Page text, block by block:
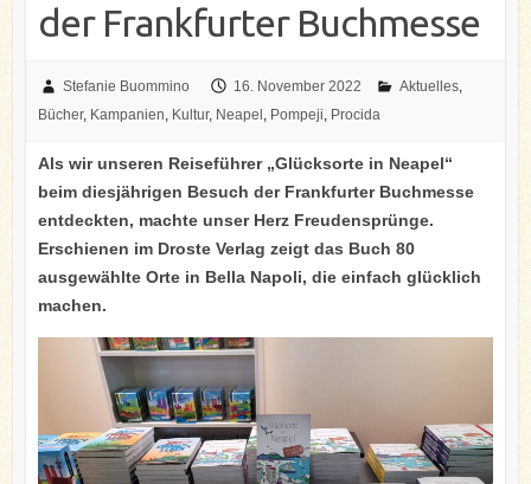
der Frankfurter Buchmesse
Stefanie Buommino 16. November 2022 Aktuelles,
Bücher, Kampanien, Kultur, Neapel , Pompeji, Procida
Als wir unseren Reiseführer „Glücksorte in Neapel“
beim diesjährigen Besuch der Frankfurter Buchmesse
entdeckten, machte unser Herz Freudensprünge.
Erschienen im Droste Verlag zeigt das Buch 80
ausgewählte Orte in Bella Napoli, die einfach glücklich
machen.